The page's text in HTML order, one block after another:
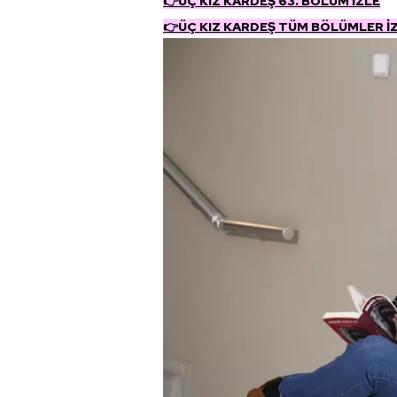
👉ÜÇ KIZ KARDEŞ TÜM BÖLÜMLER